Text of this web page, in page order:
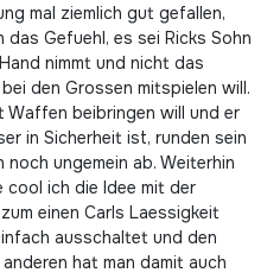
mal ziemlich gut gefallen,
Gefuehl, es sei Ricks Sohn
nimmt und nicht das
den Grossen mitspielen will.
Waffen beibringen will und er
in Sicherheit ist, runden sein
ungemein ab. Weiterhin
cool ich die Idee mit der
einen Carls Laessigkeit
ausschaltet und den
hat man damit auch